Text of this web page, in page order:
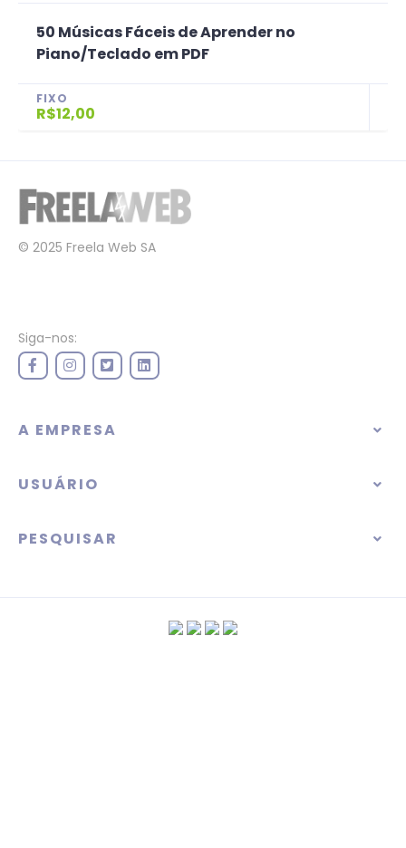
50 Músicas Fáceis de Aprender no
Piano/Teclado em PDF
FIXO
R$12,00
© 2025 Freela Web SA
Siga-nos:
A EMPRESA
USUÁRIO
PESQUISAR